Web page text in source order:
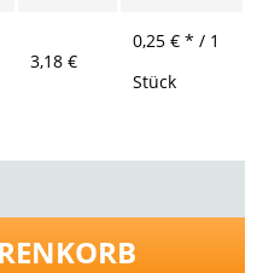
3,18 €
0,25 € * / 1
Stück